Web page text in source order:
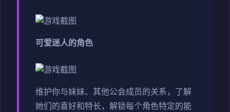
可爱迷人的角色
维护你与妹妹、其他公会成员的关系，了解
她们的喜好和特长，解锁每个角色特定的能